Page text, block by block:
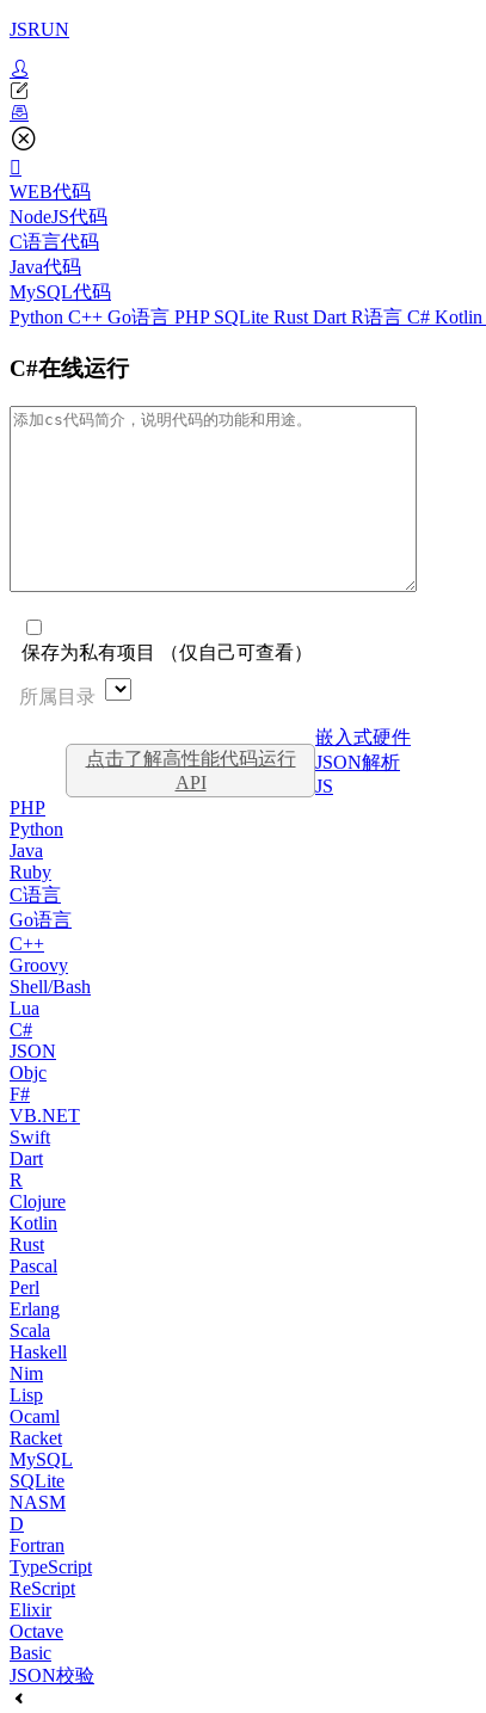
JSRUN
WEB代码
NodeJS代码
C语言代码
Java代码
MySQL代码
Python C++ Go语言 PHP SQLite Rust Dart R语言 C# Kotlin
C#在线运行
保存为私有项目 （仅自己可查看）
所属目录
点击了解高性能代码运行
API
嵌入式硬件
JSON解析
JS
PHP
Python
Java
Ruby
C语言
Go语言
C++
Groovy
Shell/Bash
Lua
C#
JSON
Objc
F#
VB.NET
Swift
Dart
R
Clojure
Kotlin
Rust
Pascal
Perl
Erlang
Scala
Haskell
Nim
Lisp
Ocaml
Racket
MySQL
SQLite
NASM
D
Fortran
TypeScript
ReScript
Elixir
Octave
Basic
JSON校验